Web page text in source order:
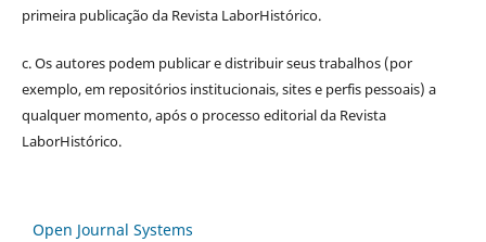
primeira publicação da Revista LaborHistórico.
c. Os autores podem publicar e distribuir seus trabalhos (por
exemplo, em repositórios institucionais, sites e perfis pessoais) a
qualquer momento, após o processo editorial da Revista
LaborHistórico.
Open Journal Systems